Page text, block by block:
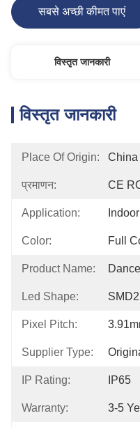
सबसे अच्छी कीमत पाएं
विस्तृत जानकारी
विस्तृत जानकारी
Place Of Origin: China
प्रमाणन: CE
Application: Indoor
Color: Full
Product Name:
Led Shape:
Pixel Pitch:
Supplier Type:
IP Rating: IP65
Warranty: 3-5